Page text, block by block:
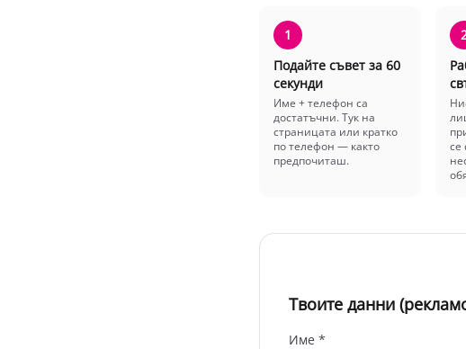
1
Подайте съвет за 60
секунди
Име + телефон са
достатъчни. Тук на
страницата или кратко
по телефон — както
предпочиташ.
се
Твоите данни
Име *